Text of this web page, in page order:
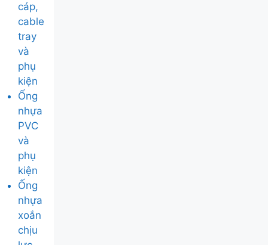
cáp,
cable
tray
và
phụ
kiện
Ống
nhựa
PVC
và
phụ
kiện
Ống
nhựa
xoắn
chịu